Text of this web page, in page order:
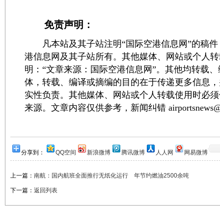
免责声明：
凡本站及其子站注明“国际空港信息网”的稿件
港信息网及其子站所有。其他媒体、网站或个人
明：“文章来源：国际空港信息网”。其他均转载
体，转载、编译或摘编的目的在于传递更多信息
实性负责。其他媒体、网站或个人转载使用时必
来源。文章内容仅供参考，新闻纠错
分享到： QQ空间 新浪微博 腾讯微博 人人网 网易微博
上一篇： 南航：国内航班全面推行无纸化运行 年节约燃油2500余吨
下一篇： 返回列表